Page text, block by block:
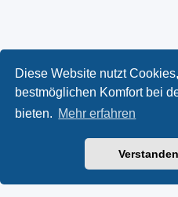
Diese Website nutzt
bestmöglichen Komfort bei
bieten. Mehr erfahren